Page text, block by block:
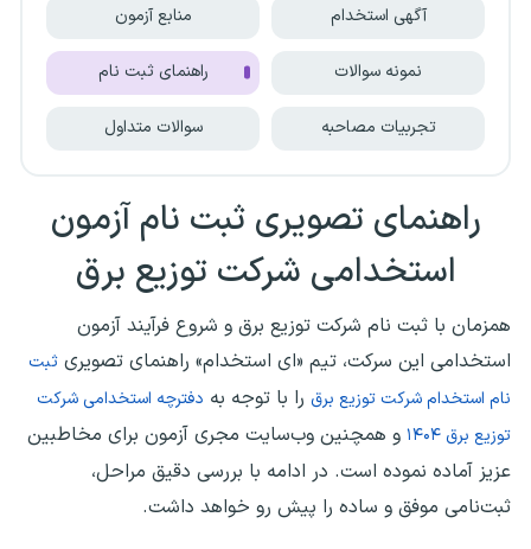
آگهی استخدام منابع آزمون
نمونه سوالات راهنمای ثبت نام
تجربیات مصاحبه سوالات متداول
راهنمای تصویری ثبت نام آزمون
استخدامی شرکت توزیع برق
همزمان با ثبت نام شرکت توزیع برق و شروع فرآیند آزمون
استخدامی این سرکت، تیم «ای استخدام» راهنمای تصویری ثبت
نام استخدام شرکت توزیع برق را با توجه به دفترچه استخدامی شرکت
توزیع برق ۱۴۰۴
و همچنین وب‌سایت مجری آزمون برای مخاطبین
عزیز آماده نموده است. در ادامه با بررسی دقیق مراحل،
ثبت‌نامی موفق و ساده را پیش رو خواهد داشت.